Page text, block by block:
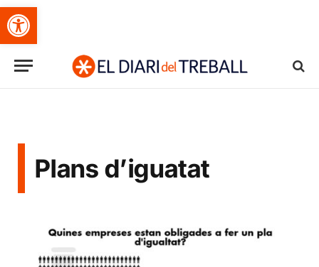
Obre la barra d'eines
Plans d’iguatat